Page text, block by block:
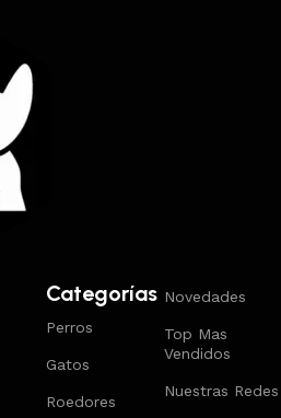
Categorías
Perros
Gatos
Roedores
Novedades
Top Mas
Vendidos
Nuestras Redes